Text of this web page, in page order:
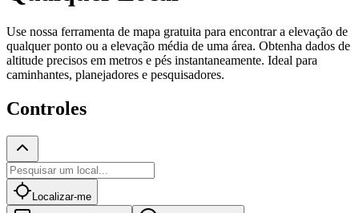
Use nossa ferramenta de mapa gratuita para encontrar a elevação de
qualquer ponto ou a elevação média de uma área. Obtenha dados de
altitude precisos em metros e pés instantaneamente. Ideal para
caminhantes, planejadores e pesquisadores.
Controles
Localizar-me